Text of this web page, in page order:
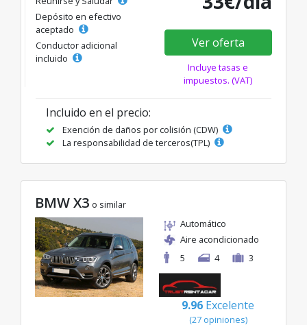
Depósito en efectivo
aceptado
Conductor adicional
incluido
Ver oferta
Incluye tasas e
impuestos. (VAT)
Incluido en el precio:
Exención de daños por colisión (CDW)
La responsabilidad de terceros(TPL)
BMW X3 o similar
Automático
Aire acondicionado
5
4 3
9.96 Excelente
(27 opiniones)